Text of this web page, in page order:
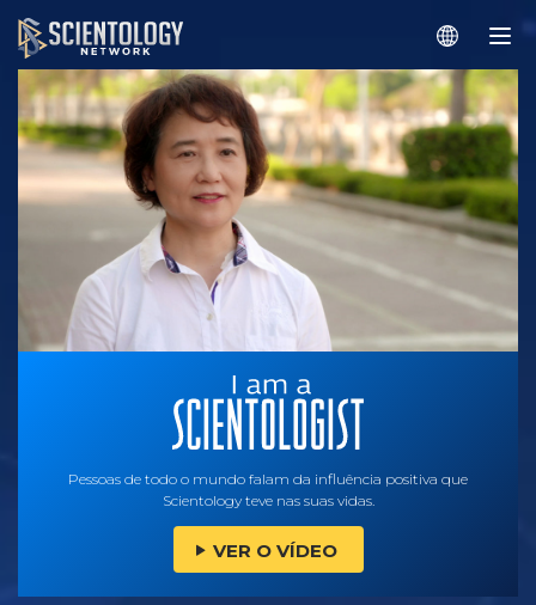
Pessoas de todo o mundo falam da influência positiva que
Scientology teve nas suas vidas.
VER O VÍDEO